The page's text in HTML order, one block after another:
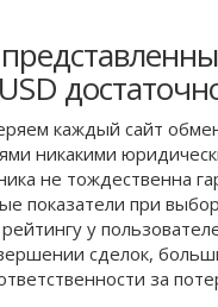
каждый сайт
никакими
не тождественна
показатели при
у
сделок,
за